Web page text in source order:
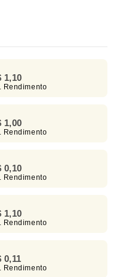
1,10
Rendimento
1,00
Rendimento
0,10
Rendimento
1,10
Rendimento
0,11
Rendimento